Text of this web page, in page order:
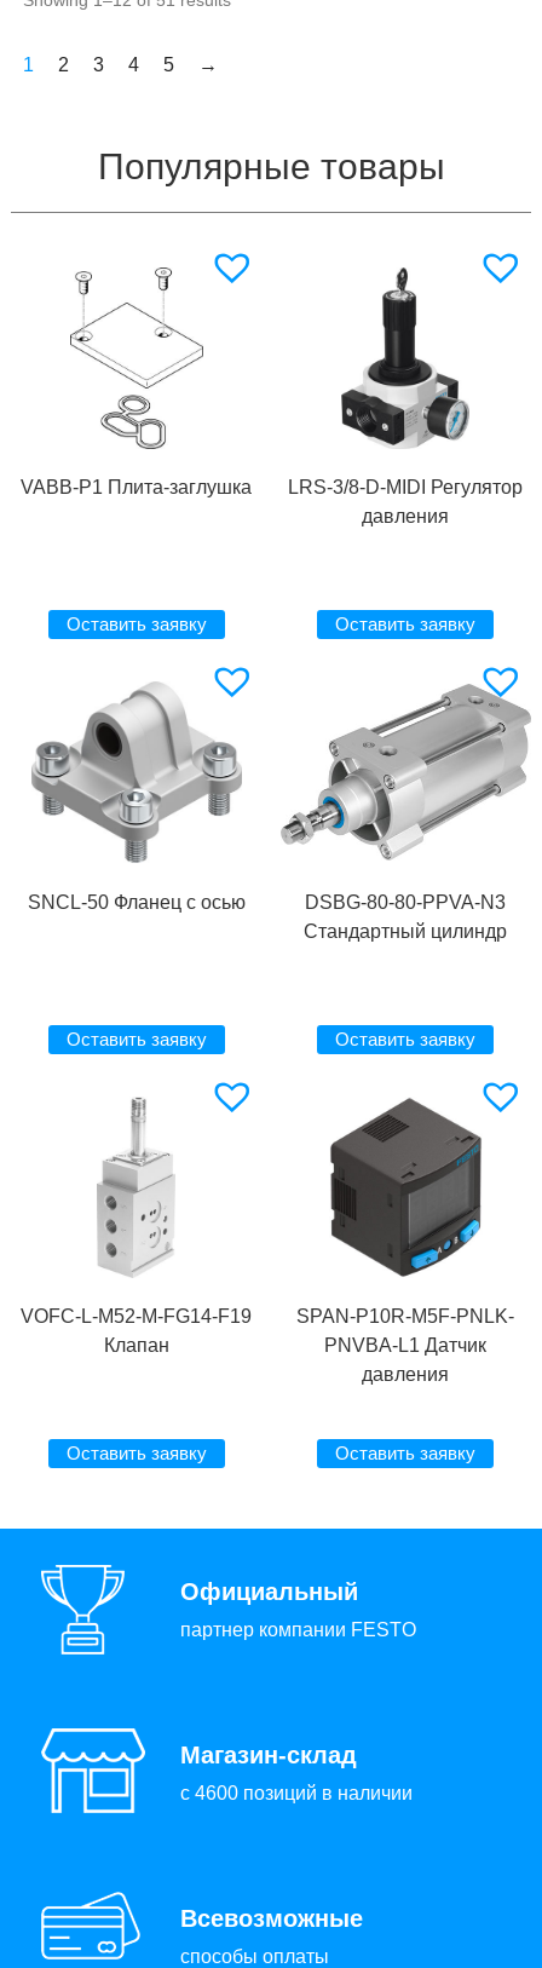
1 2 3 4 5 →
Популярные товары
VABB-P1 Плита-заглушка
Оставить заявку
LRS-3/8-D-MIDI Регулятор
давления
Оставить заявку
SNCL-50 Фланец с осью
Оставить заявку
DSBG-80-80-PPVA-N3
Стандартный цилиндр
Оставить заявку
VOFC-L-M52-M-FG14-F19
Клапан
Оставить заявку
SPAN-P10R-M5F-PNLK-
PNVBA-L1 Датчик
давления
Оставить заявку
Официальный
партнер компании FESTO
Магазин-склад
с 4600 позиций в наличии
Всевозможные
способы оплаты